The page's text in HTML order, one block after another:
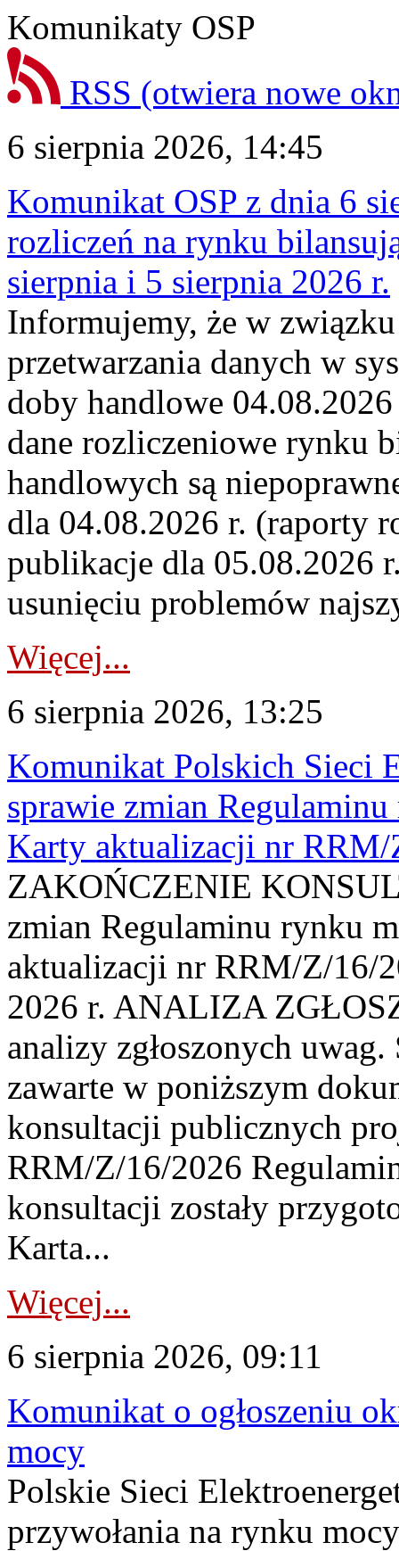
Komunikaty OSP
RSS (otwiera nowe
6 sierpnia 2026, 14:45
Komunikat OSP z dnia 6
rozliczeń na rynku
sierpnia i 5 sierpnia 2026 r.
Informujemy, że w
przetwarzania danych w
doby handlowe
dane rozliczeniowe rynku
handlowych są
dla 04.08.2026 r. (raporty
publikacje dla 05.08.2026
usunięciu problemów
Więcej...
6 sierpnia 2026, 13:25
Komunikat Polskich Sieci
sprawie zmian
Karty aktualizacji nr
ZAKOŃCZENIE
zmian Regulaminu rynku
aktualizacji nr RRM/Z/16/
2026 r. ANALIZA
analizy zgłoszonych
zawarte w poniższym
konsultacji publicznych
RRM/Z/16/2026
konsultacji zostały
Karta...
Więcej...
6 sierpnia 2026, 09:11
Komunikat o ogłoszeniu
mocy
Polskie Sieci
przywołania na rynku